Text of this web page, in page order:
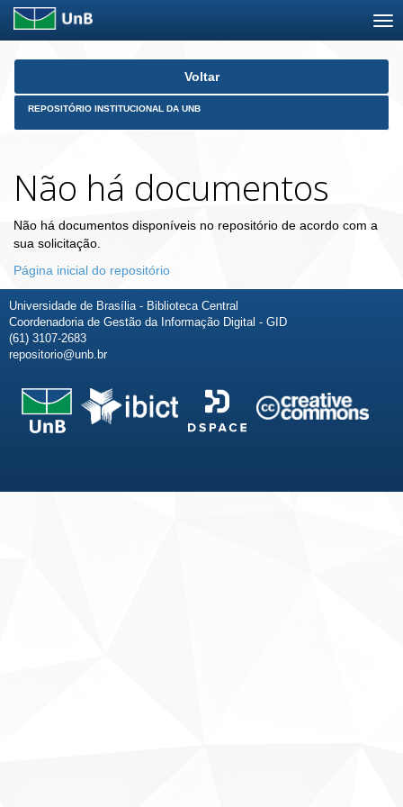
Skip
Voltar
REPOSITÓRIO INSTITUCIONAL DA UNB
Não há documentos
Não há documentos disponíveis no repositório de acordo com a
sua solicitação.
Página inicial do repositório
Universidade de Brasília - Biblioteca Central
Coordenadoria de Gestão da Informação Digital - GID
(61) 3107-2683
repositorio@unb.br